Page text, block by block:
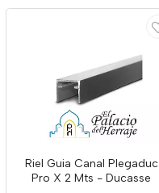
Riel Guia Canal Plegaduc
Pro X 2 Mts - Ducasse